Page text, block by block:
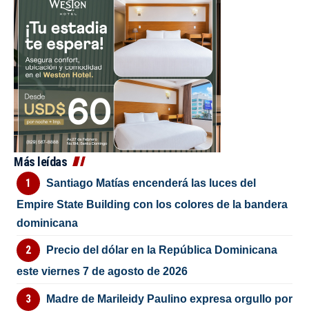
Más leídas
Santiago Matías encenderá las luces del
Empire State Building con los colores de la bandera
dominicana
Precio del dólar en la República Dominicana
este viernes 7 de agosto de 2026
Madre de Marileidy Paulino expresa orgullo por